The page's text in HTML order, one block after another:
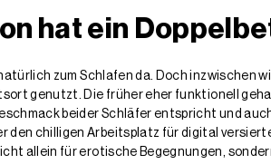
hat ein
zum Schlafen da. Doch inzwischen
genutzt. Die früher eher funktionell
beider Schläfer entspricht und
chilligen Arbeitsplatz für digital
allein für erotische Begegnungen,